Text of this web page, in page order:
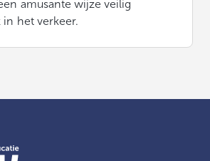
amusante wijze veilig
het verkeer.